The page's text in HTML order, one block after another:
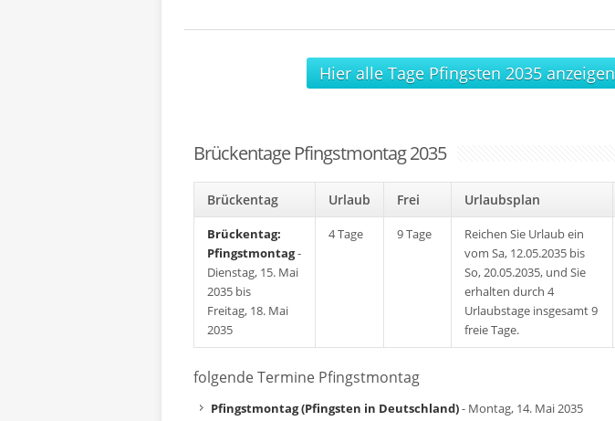
Hier alle Tage Pfingsten 2035 anzeigen
Brückentage Pfingstmontag 2035
Brückentag Urlaub Frei Urlaubsplan
Brückentag:
Pfingstmontag-
Dienstag, 15. Mai
2035 bis
Freitag, 18. Mai
2035
4 Tage 9 Tage
Reichen Sie Urlaub ein
vom Sa, 12.05.2035 bis
So, 20.05.2035, und Sie
erhalten durch 4
Urlaubstage insgesamt 9
freie Tage.
folgende Termine Pfingstmontag
Pfingstmontag (Pfingsten in Deutschland)- Montag, 14. Mai 2035